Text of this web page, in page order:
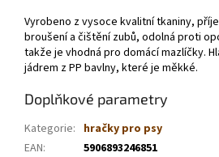
Vyrobeno z vysoce kvalitní tkaniny,
broušení a čištění zubů, odolná proti
takže je vhodná pro domácí mazlíčky.
jádrem z PP bavlny, které je měkké.
Doplňkové parametry
Kategorie: hračky pro psy
EAN:
5906893246851